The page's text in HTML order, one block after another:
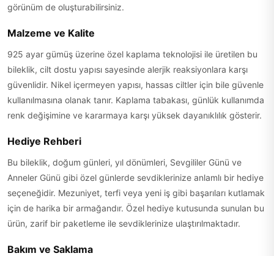
görünüm de oluşturabilirsiniz.
Malzeme ve Kalite
925 ayar gümüş üzerine özel kaplama teknolojisi ile üretilen bu
bileklik, cilt dostu yapısı sayesinde alerjik reaksiyonlara karşı
güvenlidir. Nikel içermeyen yapısı, hassas ciltler için bile güvenle
kullanılmasına olanak tanır. Kaplama tabakası, günlük kullanımda
renk değişimine ve kararmaya karşı yüksek dayanıklılık gösterir.
Hediye Rehberi
Bu bileklik, doğum günleri, yıl dönümleri, Sevgililer Günü ve
Anneler Günü gibi özel günlerde sevdiklerinize anlamlı bir hediye
seçeneğidir. Mezuniyet, terfi veya yeni iş gibi başarıları kutlamak
için de harika bir armağandır. Özel hediye kutusunda sunulan bu
ürün, zarif bir paketleme ile sevdiklerinize ulaştırılmaktadır.
Bakım ve Saklama